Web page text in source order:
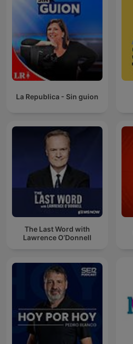
La Republica - Sin guion
The Last Word with
Lawrence O’Donnell